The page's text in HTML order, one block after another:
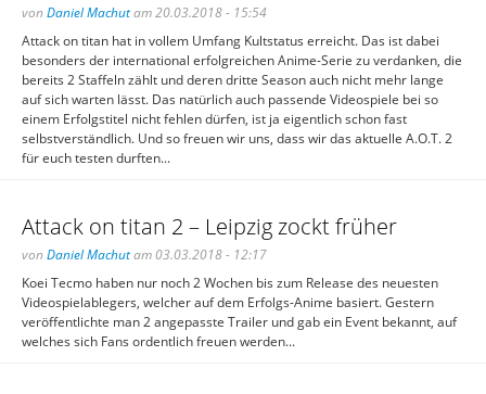
von Daniel Machutam 20.03.2018 - 15:54
Attack on titan hat in vollem Umfang Kultstatus erreicht. Das ist dabei
besonders der international erfolgreichen Anime-Serie zu verdanken, die
bereits 2 Staffeln zählt und deren dritte Season auch nicht mehr lange
auf sich warten lässt. Das natürlich auch passende Videospiele bei so
einem Erfolgstitel nicht fehlen dürfen, ist ja eigentlich schon fast
selbstverständlich. Und so freuen wir uns, dass wir das aktuelle A.O.T. 2
für euch testen durften...
Attack on titan 2 – Leipzig zockt früher
von Daniel Machutam 03.03.2018 - 12:17
Koei Tecmo haben nur noch 2 Wochen bis zum Release des neuesten
Videospielablegers, welcher auf dem Erfolgs-Anime basiert. Gestern
veröffentlichte man 2 angepasste Trailer und gab ein Event bekannt, auf
welches sich Fans ordentlich freuen werden...